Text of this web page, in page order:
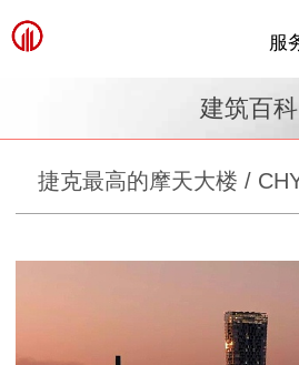
服
建筑百科
捷克最高的摩天大楼 /